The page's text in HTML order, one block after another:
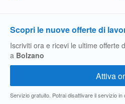
Scopri le nuove offerte di
Iscriviti ora e ricevi le ultime offerte
a Bolzano
Servizio gratuito. Potrai disattivare il servizio in